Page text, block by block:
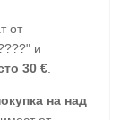
от
и
30 €
на над